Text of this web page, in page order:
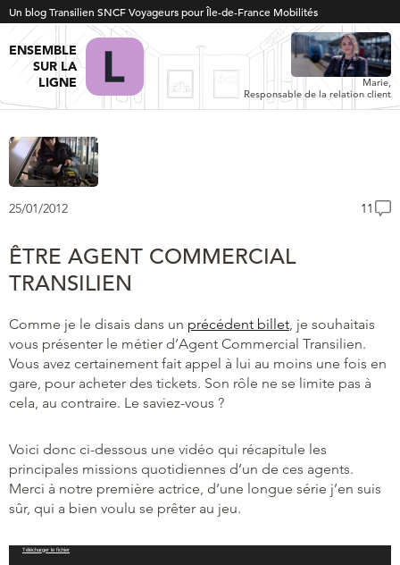
Un blog Transilien SNCF Voyageurs pour Île-de-France Mobilités
ENSEMBLE
SUR LA
LIGNE
Marie,
Responsable de la relation client
25/01/2012 11
ÊTRE AGENT COMMERCIAL
TRANSILIEN
Comme je le disais dans un précédent billet, je souhaitais
vous présenter le métier d’Agent Commercial Transilien.
Vous avez certainement fait appel à lui au moins une fois en
gare, pour acheter des tickets. Son rôle ne se limite pas à
cela, au contraire. Le saviez-vous ?
Voici donc ci-dessous une vidéo qui récapitule les
principales missions quotidiennes d’un de ces agents.
Merci à notre première actrice, d’une longue série j’en suis
sûr, qui a bien voulu se prêter au jeu.
Lecteur
Télécharger le fichier